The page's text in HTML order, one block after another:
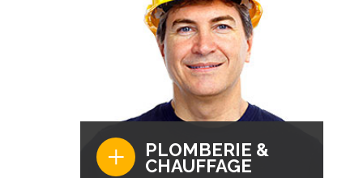
+ PLOMBERIE &
CHAUFFAGE